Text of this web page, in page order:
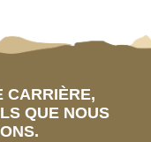
CARRIÈRE,
QUE NOUS